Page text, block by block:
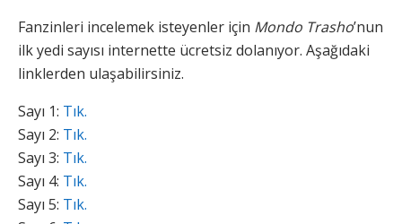
Fanzinleri incelemek isteyenler için Mondo Trasho’nun
ilk yedi sayısı internette ücretsiz dolanıyor. Aşağıdaki
linklerden ulaşabilirsiniz.
Sayı 1: Tık.
Sayı 2: Tık.
Sayı 3: Tık.
Sayı 4: Tık.
Sayı 5: Tık.